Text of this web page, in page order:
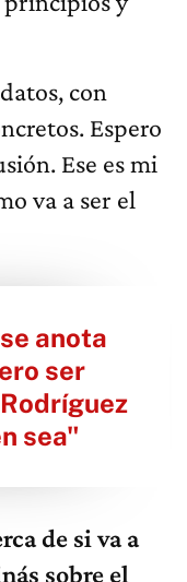
con
Espero
Ese es mi
va a ser el
anota
ser
sea"
de si va a
sobre el